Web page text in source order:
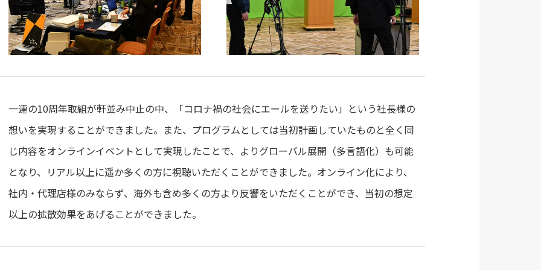
一連の10周年取組が軒並み中止の中、「コロナ禍の社会にエールを送りたい」という社長様の
想いを実現することができました。また、プログラムとしては当初計画していたものと全く同
じ内容をオンラインイベントとして実現したことで、よりグローバル展開（多言語化）も可能
となり、リアル以上に遥か多くの方に視聴いただくことができました。オンライン化により、
社内・代理店様のみならず、海外も含め多くの方より反響をいただくことができ、当初の想定
以上の拡散効果をあげることができました。